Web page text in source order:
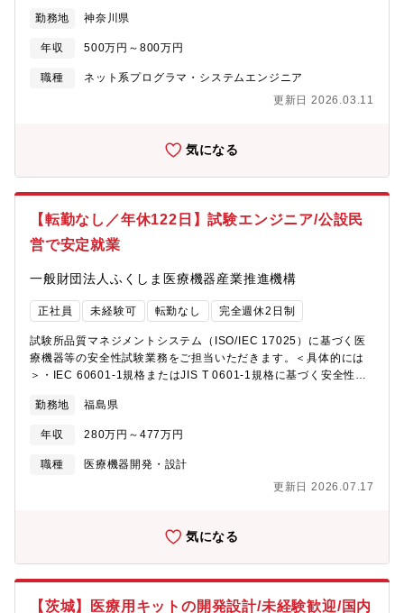
と連携し、要素技術を活用しAI・画像処理モジュールの製品化を
推進できる方【同社採用HP】
■https://www.fujifilm.com/ffs/ja/careers■https://www.fujifilm.com/ffs/
we-do/medical-network
勤務地 神奈川県
年収 500万円～800万円
職種
ネット系プログラマ・システムエンジニア
更新日 2026.03.11
気になる
【転勤なし／年休122日】試験エンジニア/公設民
営で安定就業
一般財団法人ふくしま医療機器産業推進機構
正社員 未経験可 転勤なし 完全週休2日制
試験所品質マネジメントシステム（ISO/IEC 17025）に基づく医
療機器等の安全性試験業務をご担当いただきます。＜具体的には
＞・IEC 60601-1規格またはJIS T 0601-1規格に基づく安全性試
グファイルの調査を含む)を始めとする各種試験・試験結果レポー
ト作成・顧客対応・試験体の評価およびデータ解析 など
勤務地 福島県
年収 280万円～477万円
職種
医療機器開発・設計
更新日 2026.07.17
気になる
【茨城】医療用キットの開発設計/未経験歓迎/国内